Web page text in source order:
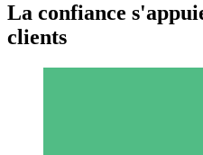
La confiance
clients